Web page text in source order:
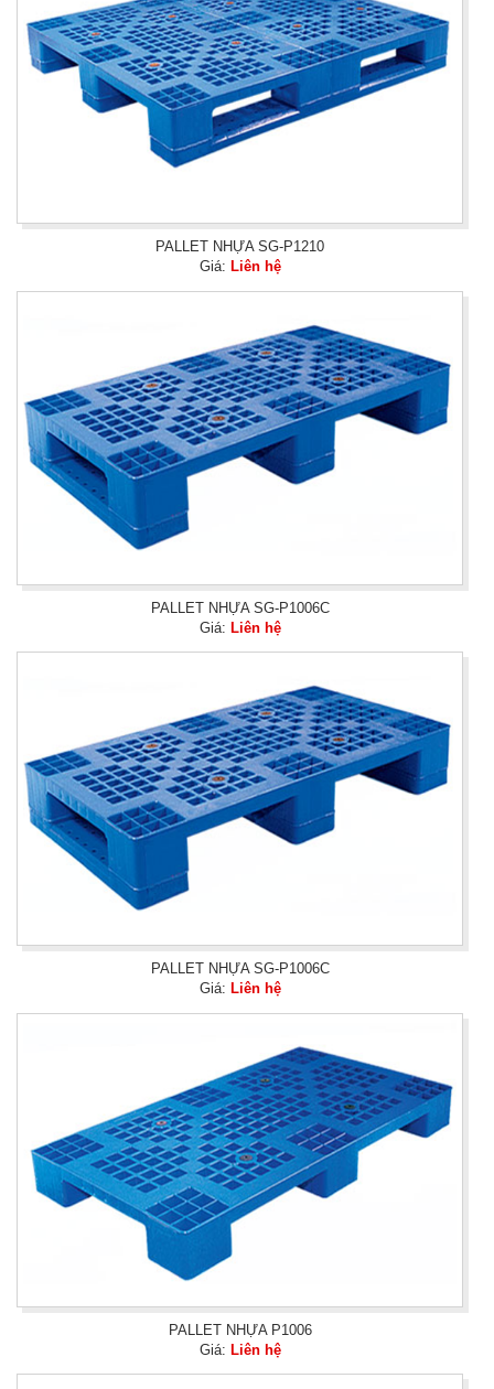
PALLET NHỰA SG-P1210
Giá: Liên hệ
PALLET NHỰA SG-P1006C
Giá: Liên hệ
PALLET NHỰA SG-P1006C
Giá: Liên hệ
*) Lưu ý: Pallet nhựa này không dùng được cho
các loại xe nâng. Chỉ để cố định một vị trí
PALLET NHỰA P1006
Giá: Liên hệ